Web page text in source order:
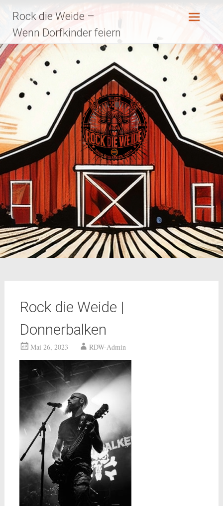
Inhalt
springen
Rock die Weide –
Wenn Dorfkinder feiern
Rock die Weide |
Donnerbalken
Mai 26, 2023 RDW-Admin